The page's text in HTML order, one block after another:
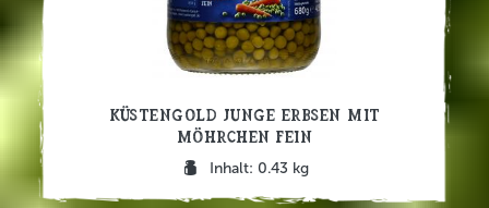
Küstengold Junge Erbsen mit
Möhrchen fein
Inhalt: 0.43 kg